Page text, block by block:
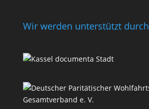
Wir werden unterstützt durch